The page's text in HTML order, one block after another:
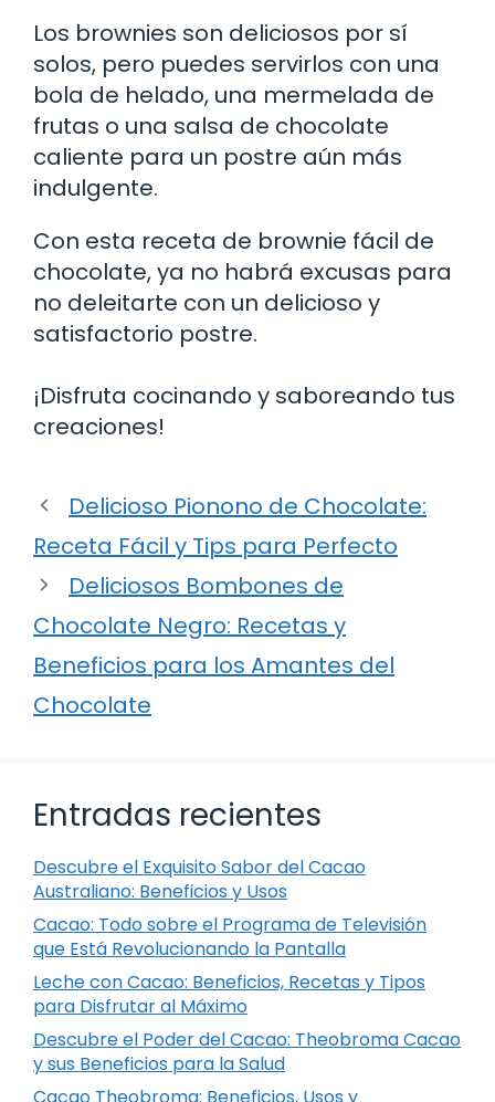
Los brownies son deliciosos por sí
solos, pero puedes servirlos con una
bola de helado, una mermelada de
frutas o una salsa de chocolate
caliente para un postre aún más
indulgente.
Con esta receta de brownie fácil de
chocolate, ya no habrá excusas para
no deleitarte con un delicioso y
satisfactorio postre.
¡Disfruta cocinando y saboreando tus
creaciones!
Delicioso Pionono de Chocolate:
Receta Fácil y Tips para Perfecto
Deliciosos Bombones de
Chocolate Negro: Recetas y
Beneficios para los Amantes del
Chocolate
Entradas recientes
Descubre el Exquisito Sabor del Cacao
Australiano: Beneficios y Usos
Cacao: Todo sobre el Programa de Televisión
que Está Revolucionando la Pantalla
Leche con Cacao: Beneficios, Recetas y Tipos
para Disfrutar al Máximo
Descubre el Poder del Cacao: Theobroma Cacao
y sus Beneficios para la Salud
Cacao Theobroma: Beneficios, Usos y